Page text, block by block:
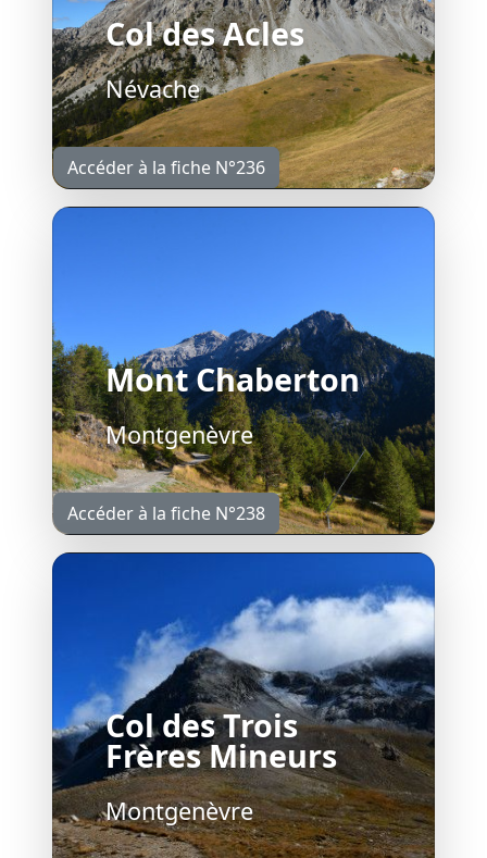
Col des Acles
Névache
Accéder à la fiche N°236
Mont Chaberton
Montgenèvre
Accéder à la fiche N°238
Col des Trois
Frères Mineurs
Montgenèvre